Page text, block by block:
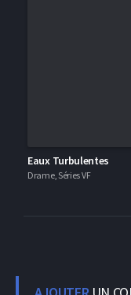
Eaux Turbulentes
Drame, Séries VF